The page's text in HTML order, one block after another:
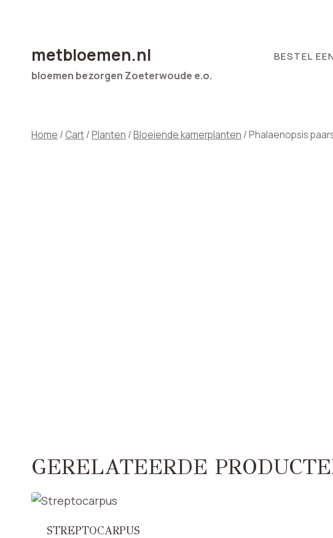
metbloemen.nl
bloemen bezorgen Zoeterwoude e.o.
BESTEL
Home / Cart/Planten /Bloeiende kamerplanten /Phalaenopsis
GERELATEERDE
STREPTOCARPUS